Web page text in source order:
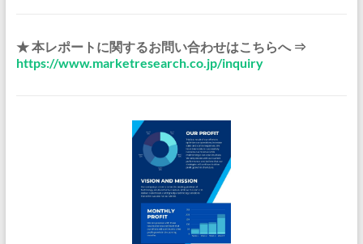
★ 本レポートに関するお問い合わせはこちらへ ⇒
https://www.marketresearch.co.jp/inquiry